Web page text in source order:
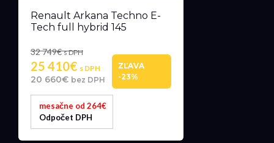
Renault Arkana Techno E-
Tech full hybrid 145
32 749€s DPH
25 410€ s DPH
20 660€ bez DPH
ZĽAVA
-23%
mesačne od 264€
Odpočet DPH